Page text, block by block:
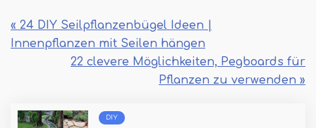
« 24 DIY Seilpflanzenbügel Ideen |
Innenpflanzen mit Seilen hängen
22 clevere Möglichkeiten, Pegboards für
Pflanzen zu verwenden »
DIY